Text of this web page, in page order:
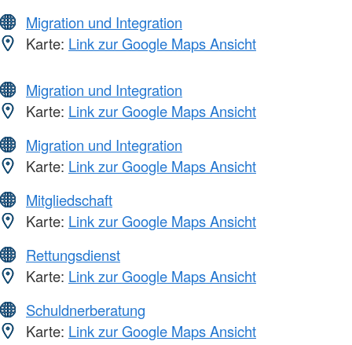
Migration und Integration
Karte: Link zur Google Maps Ansicht
Migration und Integration
Karte: Link zur Google Maps Ansicht
Migration und Integration
Karte: Link zur Google Maps Ansicht
Mitgliedschaft
Karte: Link zur Google Maps Ansicht
Rettungsdienst
Karte: Link zur Google Maps Ansicht
Schuldnerberatung
Karte: Link zur Google Maps Ansicht